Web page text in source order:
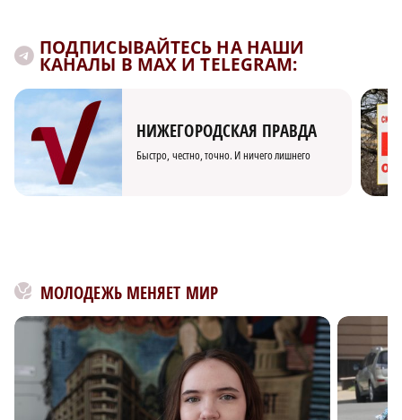
ПОДПИСЫВАЙТЕСЬ НА НАШИ
КАНАЛЫ В MAX И TELEGRAM:
НИЖЕГОРОДСКАЯ ПРАВДА
Быстро, честно, точно. И ничего лишнего
МОЛОДЕЖЬ МЕНЯЕТ МИР